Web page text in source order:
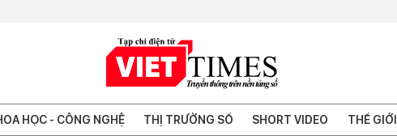
HỌC - CÔNG NGHỆ THỊ TRƯỜNG SỐ SHORT VIDEO THẾ GIỚI